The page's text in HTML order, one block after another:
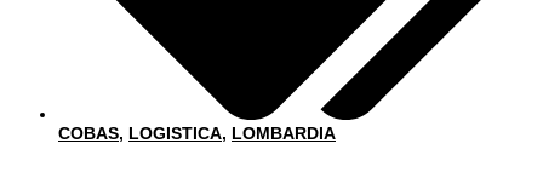
COBAS, LOGISTICA, LOMBARDIA